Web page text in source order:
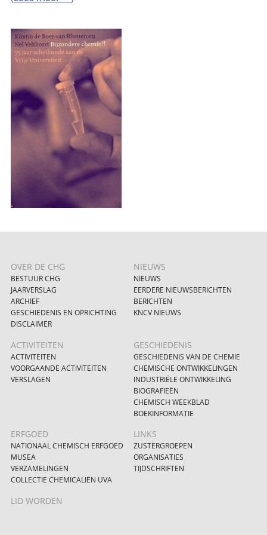
OVER DE CHG
BESTUUR CHG
JAARVERSLAG
ARCHIEF
GESCHIEDENIS EN OPRICHTING
DISCLAIMER
NIEUWS
NIEUWS
EERDERE NIEUWSBERICHTEN
BERICHTEN
KNCV NIEUWS
ACTIVITEITEN
ACTIVITEITEN
VOORGAANDE ACTIVITEITEN
VERSLAGEN
GESCHIEDENIS
GESCHIEDENIS VAN DE CHEMIE
CHEMISCHE ONTWIKKELINGEN
INDUSTRIËLE ONTWIKKELING
BIOGRAFIEËN
CHEMISCH WEEKBLAD
BOEKINFORMATIE
ERFGOED
NATIONAAL CHEMISCH ERFGOED
MUSEA
VERZAMELINGEN
COLLECTIE CHEMICALIËN UVA
LINKS
ZUSTERGROEPEN
ORGANISATIES
TIJDSCHRIFTEN
LID WORDEN